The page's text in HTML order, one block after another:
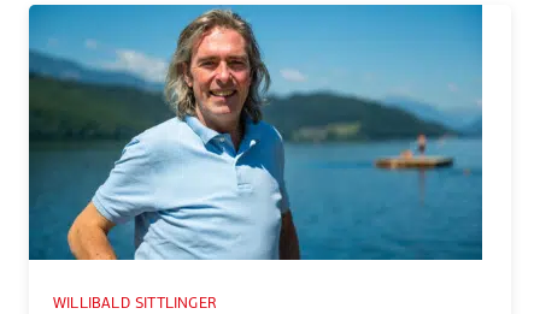
WILLIBALD SITTLINGER